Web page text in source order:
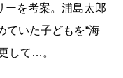
ーを考案。浦島太郎
ていた子どもを“海
して…。